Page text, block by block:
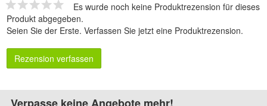
Es wurde noch keine Produktrezension für dieses
Produkt abgegeben.
Seien Sie der Erste. Verfassen Sie jetzt eine Produktrezension.
Rezension verfassen